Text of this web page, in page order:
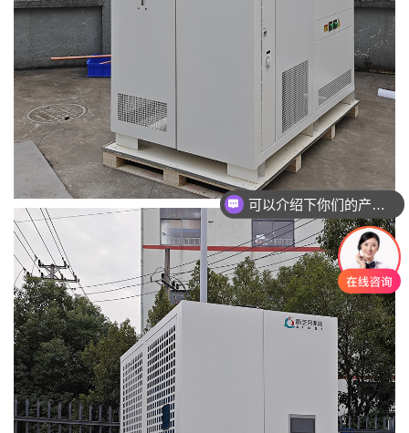
可以介绍下你们的产品么
你们是怎么收费的呢